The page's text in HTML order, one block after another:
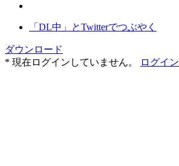
「DL中」とTwitterでつぶやく
ダウンロード
* 現在ログインしていません。
ログイン